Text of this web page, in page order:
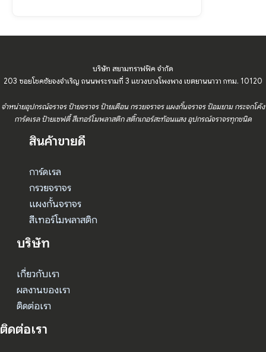
บริษัท สยามทราฟฟิค จำกัด
203 ซอยโชคชัยจงจำเริญ ถนนพระรามที่ 3 แขวงบางโพงพาง เขตยานนาวา กทม. 10120
จำหน่ายอุปกรณ์จราจร ป้ายจราจร ป้ายเตือน กรวยจราจร แผงกั้นจราจร ป้อมยาม กระจกโค้ง
การ์ดเรล ป้ายเซฟตี้ สีเทอร์โมพลาสติก สติ๊กเกอร์สะท้อนแสง อุปกรณ์จราจรทุกชนิด
สินค้าขายดี
การ์ดเรล
กรวยจราจร
แผงกั้นจราจร
สีเทอร์โมพลาสติก
บริษัท
เกี่ยวกับเรา
ผลงานของเรา
ติดต่อเรา
ติดต่อเรา